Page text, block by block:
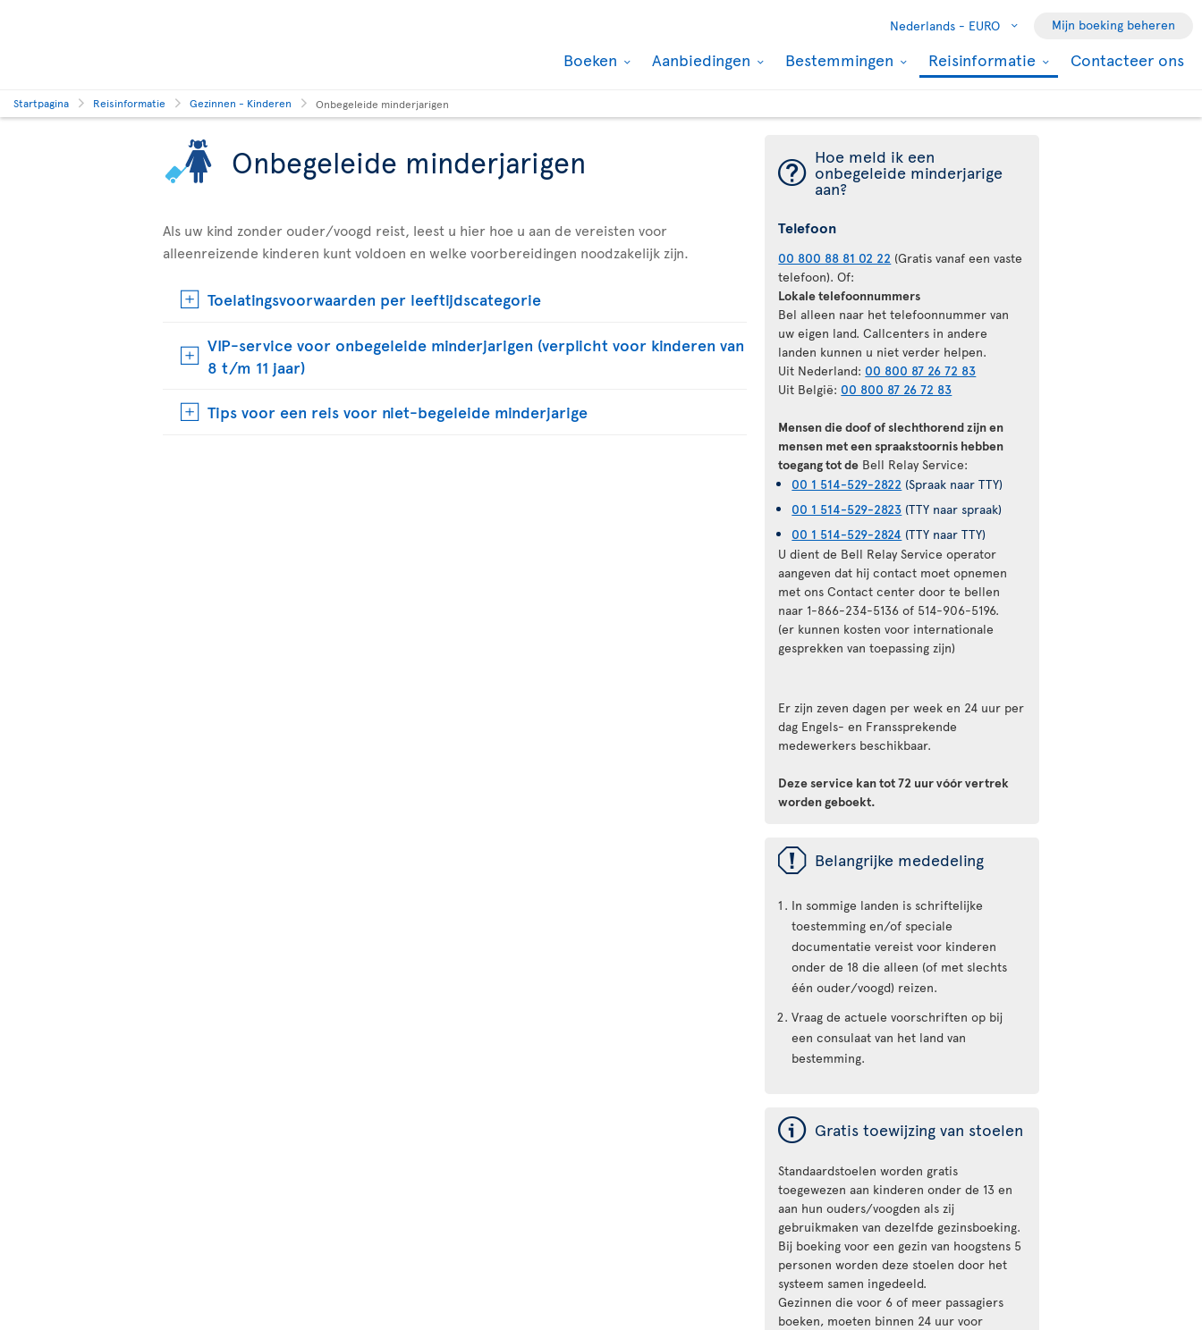
Nederlands - EURO Mijn boeking beheren
Boeken Aanbiedingen Bestemmingen Reisinformatie Contacteer ons
Startpagina Reisinformatie Gezinnen - Kinderen Onbegeleide minderjarigen
Onbegeleide minderjarigen
Als uw kind zonder ouder/voogd reist, leest u hier hoe u aan de vereisten voor
alleenreizende kinderen kunt voldoen en welke voorbereidingen noodzakelijk zijn.
Toelatingsvoorwaarden per leeftijdscategorie
VIP-service voor onbegeleide minderjarigen (verplicht voor kinderen van
8 t/m 11 jaar)
Tips voor een reis voor niet-begeleide minderjarige
¯ Hoe meld ik een
onbegeleide minderjarige
aan?
Telefoon
00 800 88 81 02 22 (Gratis vanaf een vaste
telefoon). Of:
Lokale telefoonnummers
Bel alleen naar het telefoonnummer van
uw eigen land. Callcenters in andere
landen kunnen u niet verder helpen.
Uit Nederland: 00 800 87 26 72 83
Uit België: 00 800 87 26 72 83
Mensen die doof of slechthorend zijn en
mensen met een spraakstoornis hebben
toegang tot de Bell Relay Service:
00 1 514-529-2822 (Spraak naar TTY)
00 1 514-529-2823 (TTY naar spraak)
00 1 514-529-2824 (TTY naar TTY)
U dient de Bell Relay Service operator
aangeven dat hij contact moet opnemen
met ons Contact center door te bellen
naar 1-866-234-5136 of 514-906-5196.
(er kunnen kosten voor internationale
gesprekken van toepassing zijn)
Er zijn zeven dagen per week en 24 uur per
dag Engels- en Franssprekende
medewerkers beschikbaar.
Deze service kan tot 72 uur vóór vertrek
worden geboekt.
ü Belangrijke mededeling
In sommige landen is schriftelijke
toestemming en/of speciale
documentatie vereist voor kinderen
onder de 18 die alleen (of met slechts
één ouder/voogd) reizen.
Vraag de actuele voorschriften op bij
een consulaat van het land van
bestemming.
ý Gratis toewijzing van stoelen
Standaardstoelen worden gratis
toegewezen aan kinderen onder de 13 en
aan hun ouders/voogden als zij
gebruikmaken van dezelfde gezinsboeking.
Bij boeking voor een gezin van hoogstens 5
personen worden deze stoelen door het
systeem samen ingedeeld.
Gezinnen die voor 6 of meer passagiers
boeken, moeten binnen 24 uur voor